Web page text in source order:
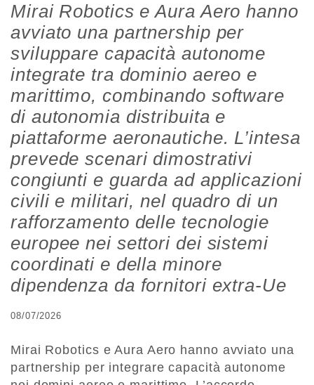
Mirai Robotics e Aura Aero hanno
avviato una partnership per
sviluppare capacità autonome
integrate tra dominio aereo e
marittimo, combinando software
di autonomia distribuita e
piattaforme aeronautiche. L’intesa
prevede scenari dimostrativi
congiunti e guarda ad applicazioni
civili e militari, nel quadro di un
rafforzamento delle tecnologie
europee nei settori dei sistemi
coordinati e della minore
dipendenza da fornitori extra-Ue
08/07/2026
Mirai Robotics e Aura Aero hanno avviato una
partnership per integrare capacità autonome